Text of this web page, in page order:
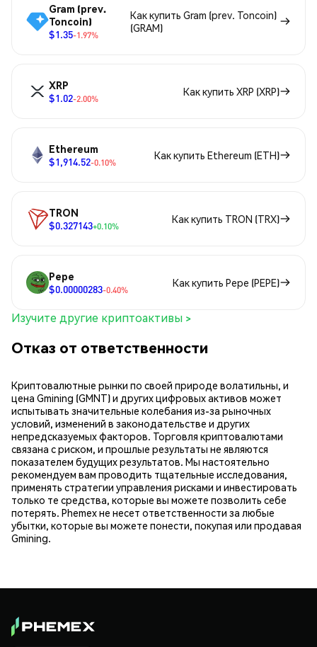
Gram (prev.
Toncoin)
$1.35-1.97%
Как купить Gram (prev. Toncoin)
(GRAM)
XRP
$1.02-2.00%
Как купить XRP (XRP)
Ethereum
$1,914.52-0.10%
Как купить Ethereum (ETH)
TRON
$0.327143+0.10%
Как купить TRON (TRX)
Pepe
$0.00000283-0.40%
Как купить Pepe (PEPE)
Изучите другие криптоактивы >
Отказ от ответственности
Криптовалютные рынки по своей природе волатильны, и
цена Gmining (GMNT) и других цифровых активов может
испытывать значительные колебания из-за рыночных
условий, изменений в законодательстве и других
непредсказуемых факторов. Торговля криптовалютами
связана с риском, и прошлые результаты не являются
показателем будущих результатов. Мы настоятельно
рекомендуем вам проводить тщательные исследования,
применять стратегии управления рисками и инвестировать
только те средства, которые вы можете позволить себе
потерять. Phemex не несет ответственности за любые
убытки, которые вы можете понести, покупая или продавая
Gmining.